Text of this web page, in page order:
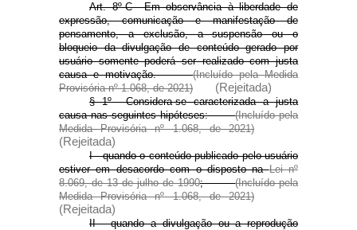
Art. 8º-C Em observância à liberdade de
expressão, comunicação e manifestação de
pensamento, a exclusão, a suspensão ou o
bloqueio da divulgação de conteúdo gerado por
usuário somente poderá ser realizado com justa
causa e motivação.(Incluído pela Medida
Provisória nº 1.068, de 2021)
(Rejeitada)
§ 1º Considera-se caracterizada a justa
causa nas seguintes hipóteses:(Incluído pela
Medida Provisória nº 1.068, de 2021)
(Rejeitada)
I - quando o conteúdo publicado pelo usuário
estiver em desacordo com o disposto naLei nº
8.069, de 13 de julho de 1990;(Incluído pela
Medida Provisória nº 1.068, de 2021)
(Rejeitada)
II - quando a divulgação ou a reprodução